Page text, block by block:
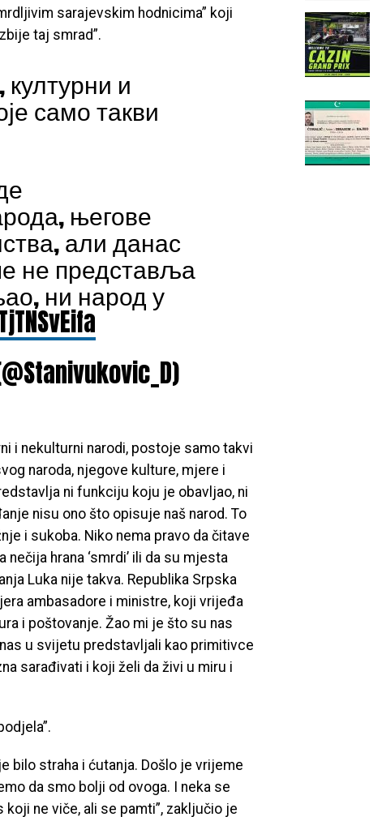
sarajevskim hodnicima” koji
taj smrad”.
и
само такви
његове
али данас
не представља
ни народ у
i nekulturni narodi, postoje samo takvi
naroda, njegove kulture, mjere i
ni funkciju koju je obavljao, ni
nisu ono što opisuje naš narod. To
i sukoba. Niko nema pravo da čitave
nečija hrana ‘smrdi’ ili da su mjesta
Luka nije takva. Republika Srpska
ambasadore i ministre, koji vrijeđa
i poštovanje. Žao mi je što su nas
u svijetu predstavljali kao primitivce
sarađivati i koji želi da živi u miru i
bilo straha i ćutanja. Došlo je vrijeme
da smo bolji od ovoga. I neka se
ne viče, ali se pamti”, zaključio je